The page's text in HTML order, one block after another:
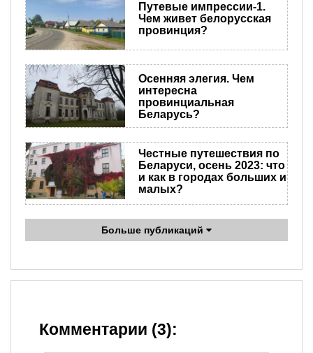
Путевые импрессии-1.
Чем живет белорусская
провинция?
​Осенняя элегия. Чем
интересна
провинциальная
Беларусь?
Честные путешествия по
Беларуси, осень 2023: что
и как в городах больших и
малых?
Больше публикаций
Комментарии (3):